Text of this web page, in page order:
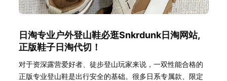
日淘专业户外登山鞋必逛Snkrdunk日淘网站,
正版鞋子日淘代切！
对于资深露营爱好者、徒步登山玩家来说，一双性能合格的
正版专业登山鞋是出行安全的基础。很多日系专属款、限定